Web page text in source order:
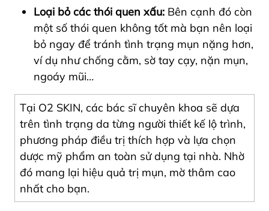
Loại bỏ các thói quen xấu: Bên cạnh đó còn
một số thói quen không tốt mà bạn nên loại
bỏ ngay để tránh tình trạng mụn nặng hơn,
ví dụ như chống cằm, sờ tay cạy, nặn mụn,
ngoáy mũi…
Tại O2 SKIN, các bác sĩ chuyên khoa sẽ dựa
trên tình trạng da từng người thiết kế lộ trình,
phương pháp điều trị thích hợp và lựa chọn
dược mỹ phẩm an toàn sử dụng tại nhà. Nhờ
đó mang lại hiệu quả trị mụn, mờ thâm cao
nhất cho bạn.